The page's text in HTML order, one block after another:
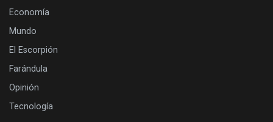
Economía
Mundo
El Escorpión
Farándula
Opinión
Tecnología